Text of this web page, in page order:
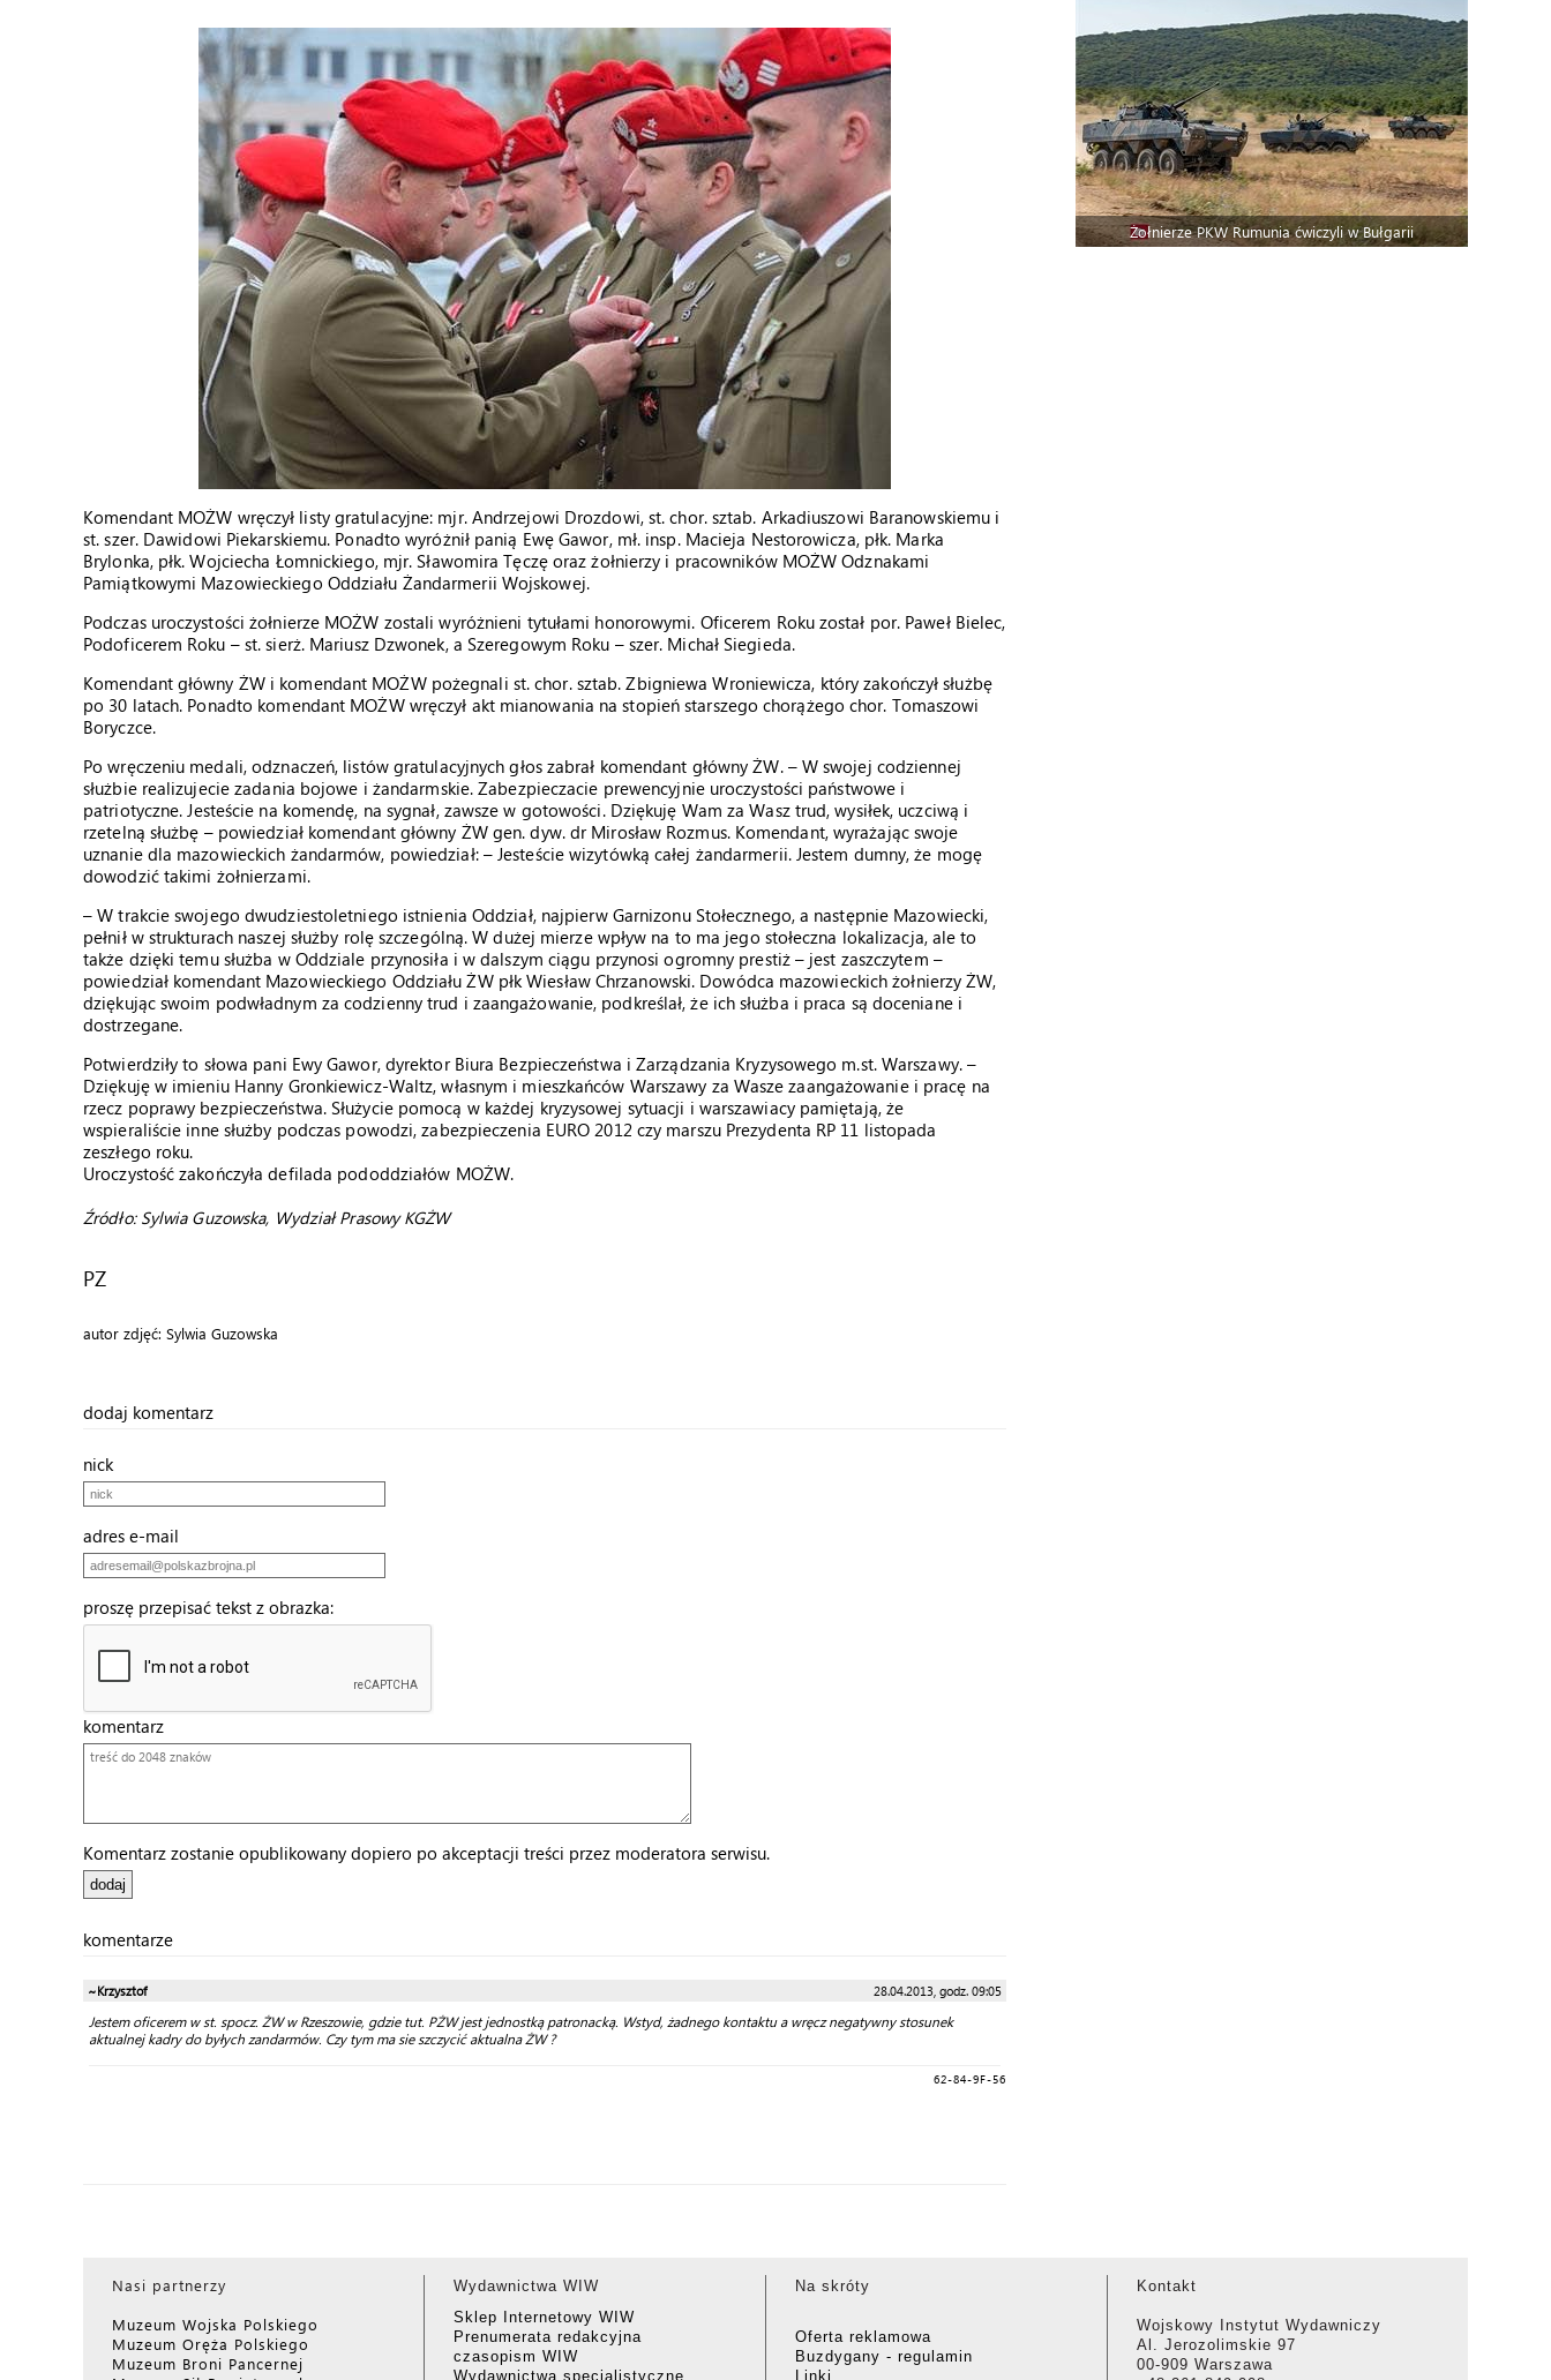
Komendant MOŻW wręczył listy gratulacyjne: mjr. Andrzejowi Drozdowi, st. chor. sztab. Arkadiuszowi Baranowskiemu i
st. szer. Dawidowi Piekarskiemu. Ponadto wyróżnił panią Ewę Gawor, mł. insp. Macieja Nestorowicza, płk. Marka
Brylonka, płk. Wojciecha Łomnickiego, mjr. Sławomira Tęczę oraz żołnierzy i pracowników MOŻW Odznakami
Pamiątkowymi Mazowieckiego Oddziału Żandarmerii Wojskowej.
Podczas uroczystości żołnierze MOŻW zostali wyróżnieni tytułami honorowymi. Oficerem Roku został por. Paweł Bielec,
Podoficerem Roku – st. sierż. Mariusz Dzwonek, a Szeregowym Roku – szer. Michał Siegieda.
Komendant główny ŻW i komendant MOŻW pożegnali st. chor. sztab. Zbigniewa Wroniewicza, który zakończył służbę
po 30 latach. Ponadto komendant MOŻW wręczył akt mianowania na stopień starszego chorążego chor. Tomaszowi
Boryczce.
Po wręczeniu medali, odznaczeń, listów gratulacyjnych głos zabrał komendant główny ŻW. – W swojej codziennej
służbie realizujecie zadania bojowe i żandarmskie. Zabezpieczacie prewencyjnie uroczystości państwowe i
patriotyczne. Jesteście na komendę, na sygnał, zawsze w gotowości. Dziękuję Wam za Wasz trud, wysiłek, uczciwą i
rzetelną służbę – powiedział komendant główny ŻW gen. dyw. dr Mirosław Rozmus. Komendant, wyrażając swoje
uznanie dla mazowieckich żandarmów, powiedział: – Jesteście wizytówką całej żandarmerii. Jestem dumny, że mogę
dowodzić takimi żołnierzami.
– W trakcie swojego dwudziestoletniego istnienia Oddział, najpierw Garnizonu Stołecznego, a następnie Mazowiecki,
pełnił w strukturach naszej służby rolę szczególną. W dużej mierze wpływ na to ma jego stołeczna lokalizacja, ale to
także dzięki temu służba w Oddziale przynosiła i w dalszym ciągu przynosi ogromny prestiż – jest zaszczytem –
powiedział komendant Mazowieckiego Oddziału ŻW płk Wiesław Chrzanowski. Dowódca mazowieckich żołnierzy ŻW,
dziękując swoim podwładnym za codzienny trud i zaangażowanie, podkreślał, że ich służba i praca są doceniane i
dostrzegane.
Potwierdziły to słowa pani Ewy Gawor, dyrektor Biura Bezpieczeństwa i Zarządzania Kryzysowego m.st. Warszawy. –
Dziękuję w imieniu Hanny Gronkiewicz-Waltz, własnym i mieszkańców Warszawy za Wasze zaangażowanie i pracę na
rzecz poprawy bezpieczeństwa. Służycie pomocą w każdej kryzysowej sytuacji i warszawiacy pamiętają, że
wspieraliście inne służby podczas powodzi, zabezpieczenia EURO 2012 czy marszu Prezydenta RP 11 listopada
zeszłego roku.
Uroczystość zakończyła defilada pododdziałów MOŻW.
Źródło: Sylwia Guzowska, Wydział Prasowy KGŻW
PZ
autor zdjęć: Sylwia Guzowska
dodaj komentarz
nick
adres e-mail
proszę przepisać tekst z obrazka:
komentarz
Komentarz zostanie opublikowany dopiero po akceptacji treści przez moderatora serwisu.
komentarze
~Krzysztof 28.04.2013, godz. 09:05
Jestem oficerem w st. spocz. ŻW w Rzeszowie, gdzie tut. PŻW jest jednostką patronacką. Wstyd, żadnego kontaktu a wręcz negatywny stosunek
aktualnej kadry do byłych zandarmów. Czy tym ma sie szczycić aktualna ŻW ?
62-84-9F-56
Żołnierze PKW Rumunia ćwiczyli w Bułgarii
Nasi partnerzy
Muzeum Wojska Polskiego
Muzeum Oręża Polskiego
Muzeum Broni Pancernej
Wydawnictwa WIW
Sklep Internetowy WIW
Prenumerata redakcyjna
czasopism WIW
Wydawnictwa specjalistyczne
Na skróty
Oferta reklamowa
Buzdygany - regulamin
Linki
Kontakt
Wojskowy Instytut Wydawniczy
Al. Jerozolimskie 97
00-909 Warszawa